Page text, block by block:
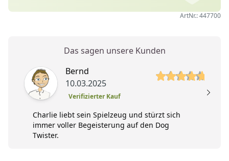
ArtNr.: 447700
Das sagen unsere Kunden
Bernd
10.03.2025
Verifizierter Kauf
5 von 5 Sterne
Charlie liebt sein Spielzeug und stürzt sich
immer voller Begeisterung auf den Dog
Twister.